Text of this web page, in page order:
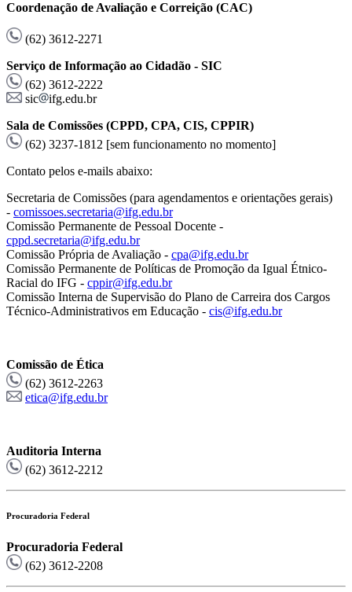
Coordenação de Avaliação e Correição (CAC)
(62) 3612-2271
Serviço de Informação ao Cidadão - SIC
(62) 3612-2222
sic
ifg.edu.br
Sala de Comissões (CPPD, CPA, CIS, CPPIR)
(62) 3237-1812 [sem funcionamento no momento]
Contato pelos e-mails abaixo:
Secretaria de Comissões (para agendamentos e orientações gerais)
- comissoes.secretaria@ifg.edu.br
Comissão Permanente de Pessoal Docente -
cppd.secretaria@ifg.edu.br
Comissão Própria de Avaliação - cpa@ifg.edu.br
Comissão Permanente de Políticas de Promoção da Igual Étnico-
Racial do IFG - cppir@ifg.edu.br
Comissão Interna de Supervisão do Plano de Carreira dos Cargos
Técnico-Administrativos em Educação - cis@ifg.edu.br
Comissão de Ética
(62) 3612-2263
etica@ifg.edu.br
Auditoria Interna
(62) 3612-2212
Procuradoria Federal
Procuradoria Federal
(62) 3612-2208